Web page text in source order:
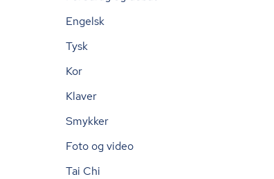
Engelsk
Tysk
Kor
Klaver
Smykker
Foto og video
Tai Chi